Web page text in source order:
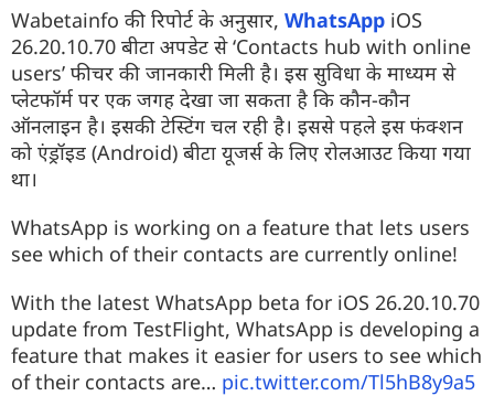
Wabetainfo की रिपोर्ट के अनुसार, WhatsApp iOS
26.20.10.70 बीटा अपडेट से ‘Contacts hub with online
users’ फीचर की जानकारी मिली है। इस सुविधा के माध्यम से
प्लेटफॉर्म पर एक जगह देखा जा सकता है कि कौन-कौन
ऑनलाइन है। इसकी टेस्टिंग चल रही है। इससे पहले इस फंक्शन
को एंड्रॉइड (Android) बीटा यूजर्स के लिए रोलआउट किया गया
था।
WhatsApp is working on a feature that lets users
see which of their contacts are currently online!
With the latest WhatsApp beta for iOS 26.20.10.70
update from TestFlight, WhatsApp is developing a
feature that makes it easier for users to see which
of their contacts are… pic.twitter.com/Tl5hB8y9a5